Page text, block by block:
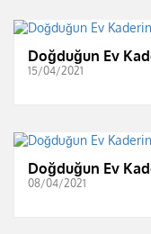
Doğduğun Ev
15/04/2021
Doğduğun Ev
08/04/2021